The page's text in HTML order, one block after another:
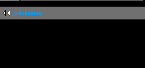
précédente